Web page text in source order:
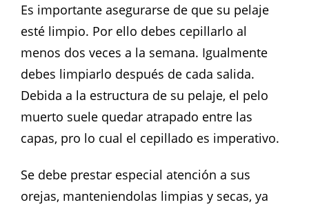
Es importante asegurarse de que su pelaje
esté limpio. Por ello debes cepillarlo al
menos dos veces a la semana. Igualmente
debes limpiarlo después de cada salida.
Debida a la estructura de su pelaje, el pelo
muerto suele quedar atrapado entre las
capas, pro lo cual el cepillado es imperativo.
Se debe prestar especial atención a sus
orejas, manteniendolas limpias y secas, ya